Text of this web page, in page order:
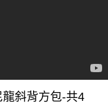
斜背方包-共4